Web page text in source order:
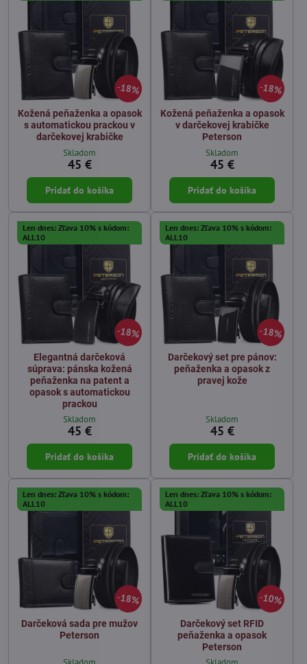
18%
Kožená peňaženka a opasok
s automatickou prackou v
darčekovej krabičke
Skladom
45 €
Pridať do košíka
18%
Kožená peňaženka a opasok
v darčekovej krabičke
Peterson
Skladom
45 €
Pridať do košíka
18%
Len dnes: Zľava 10% s kódom:
ALL10
Elegantná darčeková
súprava: pánska kožená
peňaženka na patent a
opasok s automatickou
prackou
Skladom
45 €
Pridať do košíka
18%
Len dnes: Zľava 10% s kódom:
ALL10
Darčekový set pre pánov:
peňaženka a opasok z
pravej kože
Skladom
45 €
Pridať do košíka
18%
Len dnes: Zľava 10% s kódom:
ALL10
Darčeková sada pre mužov
Peterson
10%
Len dnes: Zľava 10% s kódom:
ALL10
Darčekový set RFID
peňaženka a opasok
Peterson